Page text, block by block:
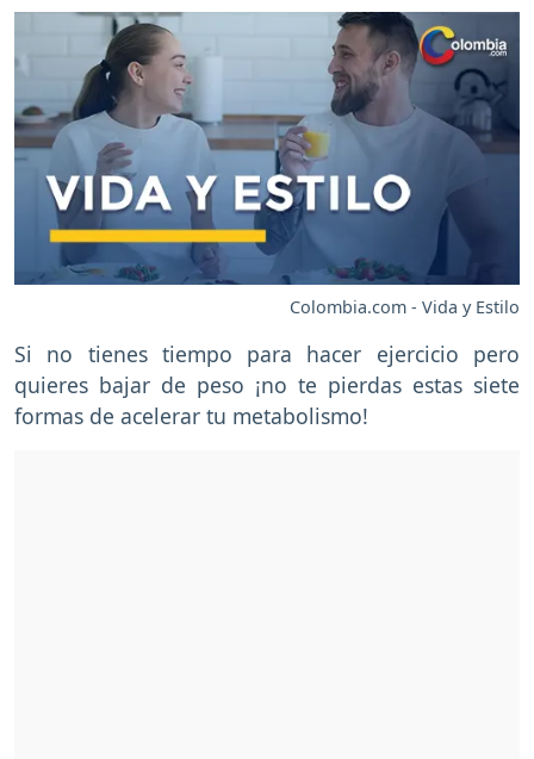
Colombia.com - Vida y Estilo
Si no tienes tiempo para hacer ejercicio pero
quieres bajar de peso ¡no te pierdas estas siete
formas de acelerar tu metabolismo!